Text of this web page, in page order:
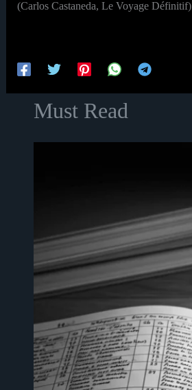
(Carlos Castaneda, Le Voyage Définitif)
Must Read